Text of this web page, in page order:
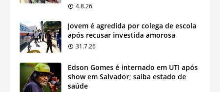
4.8.26
Jovem é agredida por colega de escola
após recusar investida amorosa
31.7.26
Edson Gomes é internado em UTI após
show em Salvador; saiba estado de
saúde